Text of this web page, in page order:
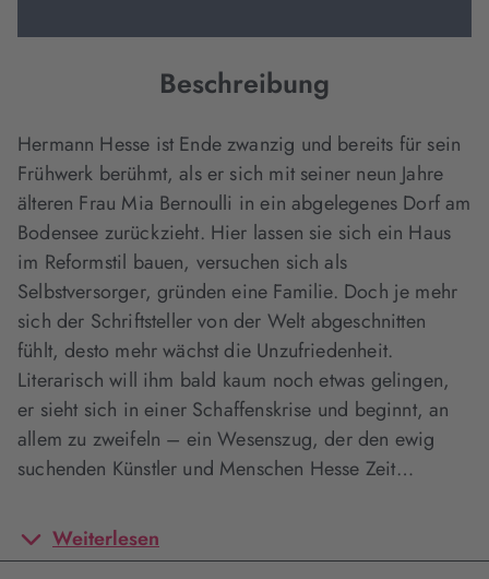
Beschreibung
Hermann Hesse ist Ende zwanzig und bereits für sein
Frühwerk berühmt, als er sich mit seiner neun Jahre
älteren Frau Mia Bernoulli in ein abgelegenes Dorf am
Bodensee zurückzieht. Hier lassen sie sich ein Haus
im Reformstil bauen, versuchen sich als
Selbstversorger, gründen eine Familie. Doch je mehr
sich der Schriftsteller von der Welt abgeschnitten
fühlt, desto mehr wächst die Unzufriedenheit.
Literarisch will ihm bald kaum noch etwas gelingen,
er sieht sich in einer Schaffenskrise und beginnt, an
allem zu zweifeln – ein Wesenszug, der den ewig
suchenden Künstler und Menschen Hesse Zeit…
Weiterlesen